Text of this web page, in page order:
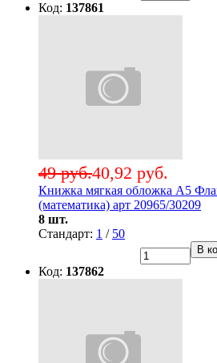
Код: 137861
40,92 руб.
49 руб.
Книжка мягкая обложка А5
(математика) арт 20965/30209
8 шт.
Стандарт: 1 / 50
В
Код: 137862